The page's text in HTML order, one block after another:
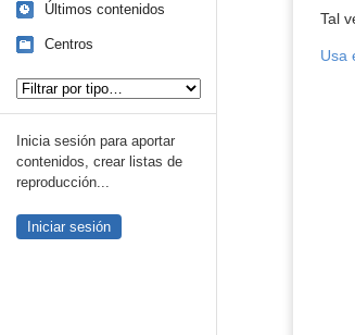
Últimos contenidos
Centros
Inicia sesión para aportar
contenidos, crear listas de
reproducción...
Iniciar sesión
Tal
Usa